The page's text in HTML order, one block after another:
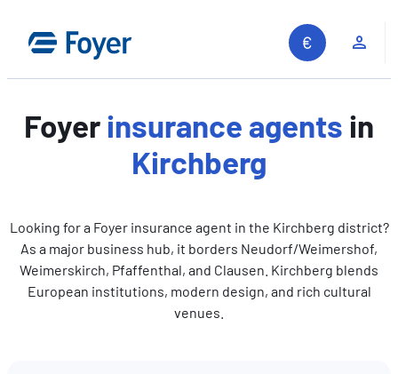
content
Foyerinsurance agents in
Kirchberg
Looking for a Foyer insurance agent in the Kirchberg district?
As a major business hub, it borders Neudorf/Weimershof,
Weimerskirch, Pfaffenthal, and Clausen. Kirchberg blends
European institutions, modern design, and rich cultural
venues.